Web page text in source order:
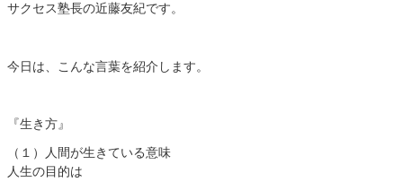
サクセス塾長の近藤友紀です。
今日は、こんな言葉を紹介します。
『生き方』ㅤㅤ
（１）ㅤ人間が生きている意味
人生の目的は